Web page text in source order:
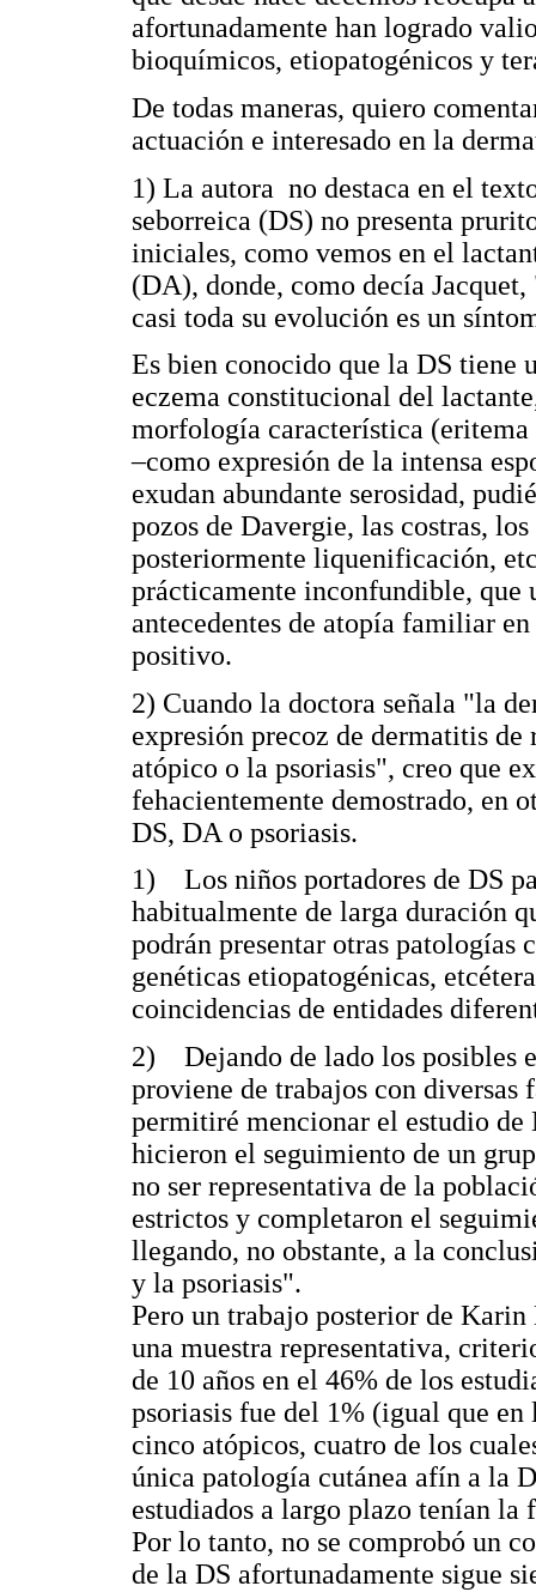
afortunadamente han logrado
bioquímicos, etiopatogénicos y
De todas maneras, quiero
actuación e interesado en la
1) La autora no destaca en el
seborreica (DS) no presenta
iniciales, como vemos en el
(DA), donde, como decía
casi toda su evolución es un
Es bien conocido que la DS tiene
eczema constitucional del
morfología característica
–como expresión de la intensa
exudan abundante serosidad,
pozos de Davergie, las costras,
posteriormente liquenificación,
prácticamente inconfundible, que
antecedentes de atopía familiar
positivo.
2) Cuando la doctora señala "la
expresión precoz de dermatitis
atópico o la psoriasis", creo que
fehacientemente demostrado, en
DS, DA o psoriasis.
1) Los niños portadores de DS
habitualmente de larga duración
podrán presentar otras patologías
genéticas etiopatogénicas,
coincidencias de entidades
2) Dejando de lado los posibles
proviene de trabajos con
permitiré mencionar el estudio de
hicieron el seguimiento de un
no ser representativa de la
estrictos y completaron el
llegando, no obstante, a la
y la psoriasis".
Pero un trabajo posterior de
una muestra representativa,
de 10 años en el 46% de los
psoriasis fue del 1% (igual que
cinco atópicos, cuatro de los
única patología cutánea afín a la
estudiados a largo plazo tenían
Por lo tanto, no se comprobó un
de la DS afortunadamente sigue